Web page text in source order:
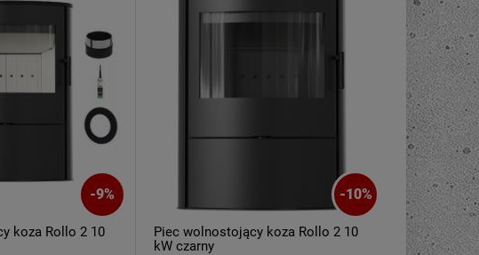
-9%
koza Rollo 2 10
-10%
Piec wolnostojący koza Rollo 2 10
kW czarny